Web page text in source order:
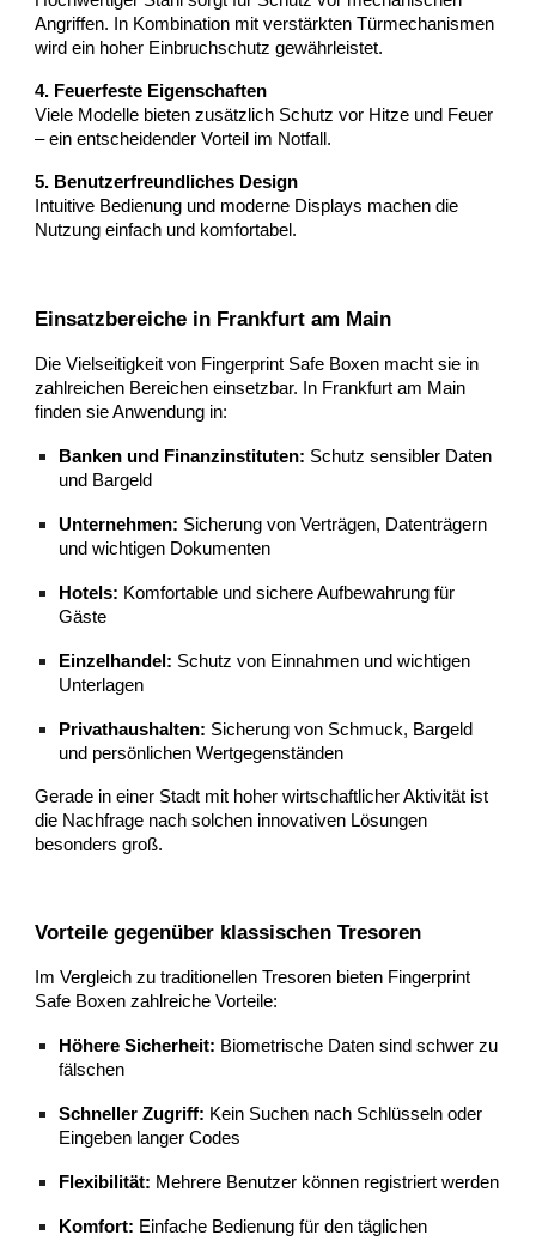
Angriffen. In Kombination mit verstärkten Türmechanismen
wird ein hoher Einbruchschutz gewährleistet.
4. Feuerfeste Eigenschaften
Viele Modelle bieten zusätzlich Schutz vor Hitze und Feuer
– ein entscheidender Vorteil im Notfall.
5. Benutzerfreundliches Design
Intuitive Bedienung und moderne Displays machen die
Nutzung einfach und komfortabel.
Einsatzbereiche in Frankfurt am Main
Die Vielseitigkeit von Fingerprint Safe Boxen macht sie in
zahlreichen Bereichen einsetzbar. In Frankfurt am Main
finden sie Anwendung in:
Banken und Finanzinstituten: Schutz sensibler Daten
und Bargeld
Unternehmen: Sicherung von Verträgen, Datenträgern
und wichtigen Dokumenten
Hotels: Komfortable und sichere Aufbewahrung für
Gäste
Einzelhandel: Schutz von Einnahmen und wichtigen
Unterlagen
Privathaushalten: Sicherung von Schmuck, Bargeld
und persönlichen Wertgegenständen
Gerade in einer Stadt mit hoher wirtschaftlicher Aktivität ist
die Nachfrage nach solchen innovativen Lösungen
besonders groß.
Vorteile gegenüber klassischen Tresoren
Im Vergleich zu traditionellen Tresoren bieten Fingerprint
Safe Boxen zahlreiche Vorteile:
Höhere Sicherheit: Biometrische Daten sind schwer zu
fälschen
Schneller Zugriff: Kein Suchen nach Schlüsseln oder
Eingeben langer Codes
Flexibilität: Mehrere Benutzer können registriert werden
Komfort: Einfache Bedienung für den täglichen